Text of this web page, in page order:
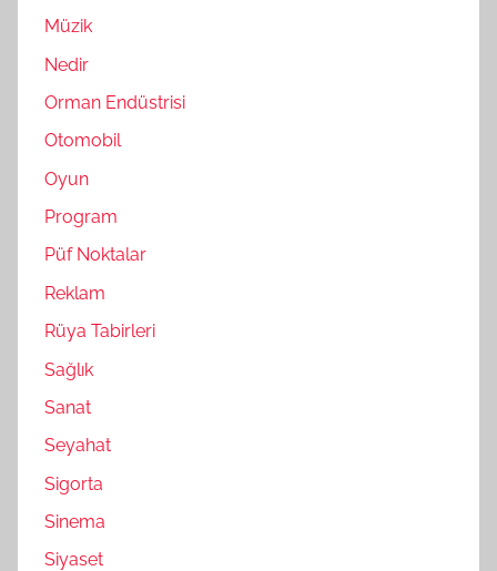
Müzik
Nedir
Orman Endüstrisi
Otomobil
Oyun
Program
Püf Noktalar
Reklam
Rüya Tabirleri
Sağlık
Sanat
Seyahat
Sigorta
Sinema
Siyaset